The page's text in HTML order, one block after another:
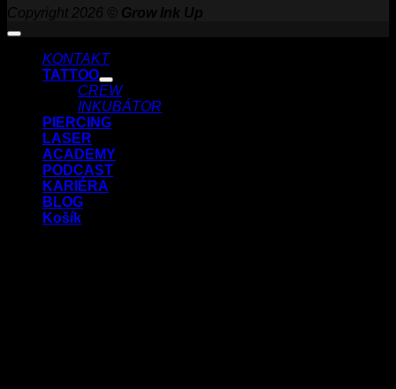
Copyright 2026 © Grow Ink Up
KONTAKT
TATTOO
CREW
INKUBÁTOR
PIERCING
LASER
ACADEMY
PODCAST
KARIÉRA
BLOG
Košík